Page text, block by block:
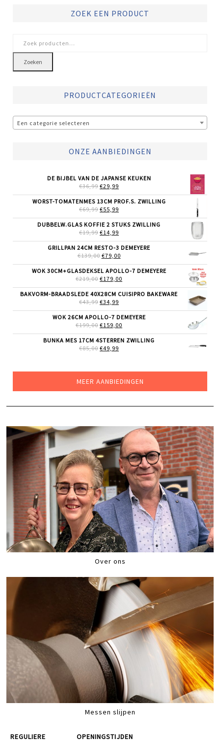
ZOEK EEN PRODUCT
naar:
Zoeken
PRODUCTCATEGORIEËN
Een categorie selecteren
ONZE AANBIEDINGEN
DE BIJBEL VAN DE JAPANSE KEUKEN
€36,99 OORSPRONKELIJKE
WAS:
€36,99.
€29,99
IS:
WORST-TOMATENMES 13CM PROF.S. ZWILLING
€69,99 OORSPRONKELIJKE
WAS:
€69,99.
€55,99
IS:
DUBBELW.GLAS KOFFIE 2 STUKS ZWILLING
€19,99 OORSPRONKELIJKE
WAS:
€19,99.
€14,99
IS:
€14,99.
GRILLPAN 24CM RESTO-3 DEMEYERE
€139,00 OORSPRONKELIJKE
WAS:
€139,00.
€79,00HUIDIGE
IS:
€79,00.
WOK 30CM+GLASDEKSEL APOLLO-7 DEMEYERE
€219,00 OORSPRONKELIJKE
WAS:
€219,00.
€179,00
IS:
BAKVORM-BRAADSLEDE 40X28CM CUISIPRO BAKEWARE
€43,99 OORSPRONKELIJKE
WAS:
€43,99.
€34,99
IS:
€34,99.
WOK 26CM APOLLO-7 DEMEYERE
€199,00 OORSPRONKELIJKE
WAS:
€199,00.
€159,00
IS:
BUNKA MES 17CM 4STERREN ZWILLING
€85,00 OORSPRONKELIJKE
€49,99
MEER AANBIEDINGEN
Over ons
Messen slijpen
REGULIERE OPENINGSTIJDEN